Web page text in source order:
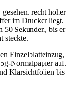
recht hoher
im Drucker liegt.
50 Sekunden, bis er
steckte.
Einzelblatteinzug,
Normalpapier auf.
Klarsichtfolien bis